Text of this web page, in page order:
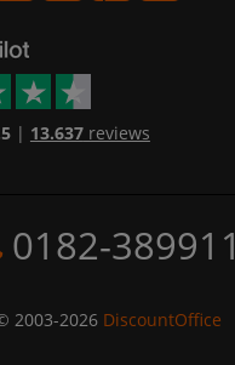
| 13.637reviews
0182-389911
2003-2026 DiscountOffice